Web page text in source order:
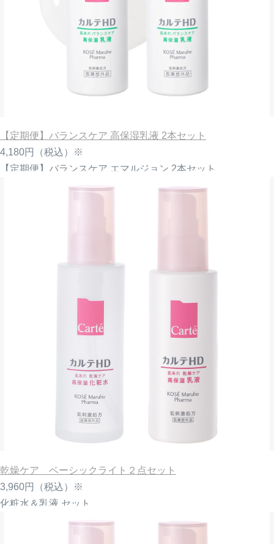
【定期便】バランスケア 高保湿乳液 2本セット
4,180円
（税込）※
【定期便】バランスケア エマルジョン 2本セット
乾燥ケア ベーシックライト２点セット
3,960円
（税込）※
化粧水＆乳液 セット